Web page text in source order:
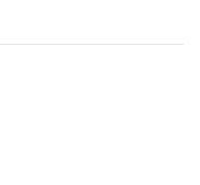
ารกระทำตอนนี้ มันเกิน
กไปยังส่วนล่าง หญิง
นไหน